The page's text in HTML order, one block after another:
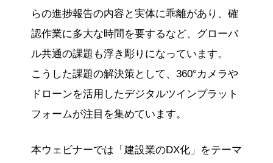
らの進捗報告の内容と実体に乖離があり、確
認作業に多大な時間を要するなど、グローバ
ル共通の課題も浮き彫りになっています。
こうした課題の解決策として、360°カメラや
ドローンを活用したデジタルツインプラット
フォームが注目を集めています。
本ウェビナーでは「建設業のDX化」をテーマ